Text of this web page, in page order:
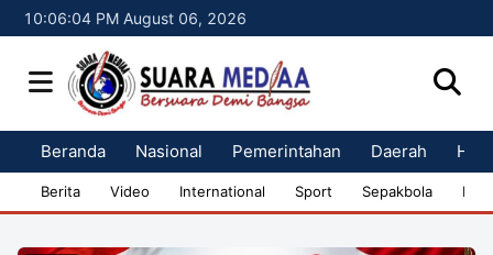
10:06:04 PM August 06, 2026
Beranda Nasional Pemerintahan Daerah
Berita Video International Sport Sepakbola